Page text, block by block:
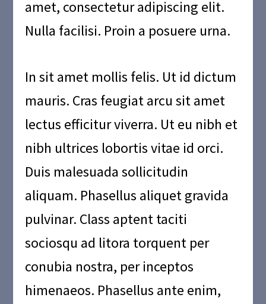
amet, consectetur adipiscing elit.
Nulla facilisi. Proin a posuere urna.
In sit amet mollis felis. Ut id dictum
mauris. Cras feugiat arcu sit amet
lectus efficitur viverra. Ut eu nibh et
nibh ultrices lobortis vitae id orci.
Duis malesuada sollicitudin
aliquam. Phasellus aliquet gravida
pulvinar. Class aptent taciti
sociosqu ad litora torquent per
conubia nostra, per inceptos
himenaeos. Phasellus ante enim,